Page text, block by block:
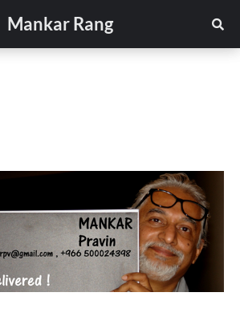
Mankar Rang